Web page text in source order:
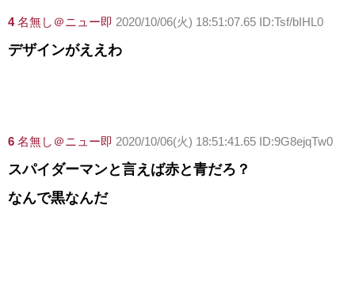
4 名無し＠ニュー即 2020/10/06(火) 18:51:07.65 ID:Tsf/bIHL0
デザインがええわ
6 名無し＠ニュー即 2020/10/06(火) 18:51:41.65 ID:9G8ejqTw0
スパイダーマンと言えば赤と青だろ？
なんで黒なんだ